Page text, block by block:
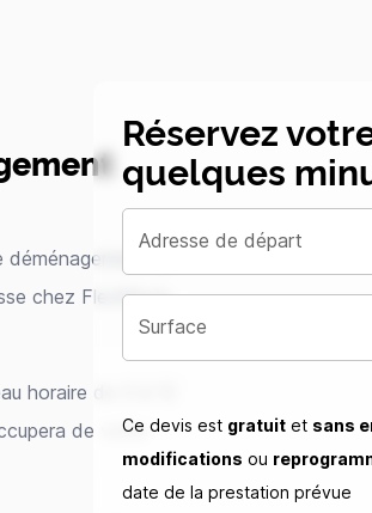
qui
chez FlexMove
horaire de 3 à 12
de votre
Réservez
quelques
Adresse de départ
Surface
Ce devis est gratuitet sans
modifications ou
date de la prestation prévue